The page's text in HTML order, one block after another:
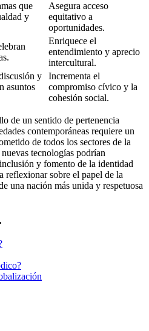
que
y
Asegura acceso
equitativo a
oportunidades.
Enriquece el
entendimiento y aprecio
intercultural.
y
asuntos
Incrementa el
compromiso cívico y la
cohesión social.
de un sentido de pertenencia
contemporáneas requiere un
de todos los sectores de la
tecnologías podrían
y fomento de la identidad
reflexionar sobre el papel de la
una nación más unida y respetuosa